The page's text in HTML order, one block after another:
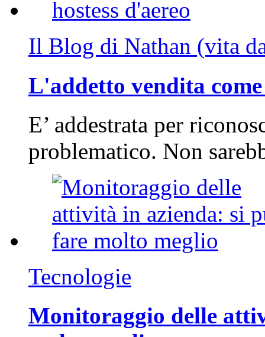
Il Blog di Nathan (vita
L'addetto vendita
E’ addestrata per
problematico. Non
Tecnologie
Monitoraggio delle